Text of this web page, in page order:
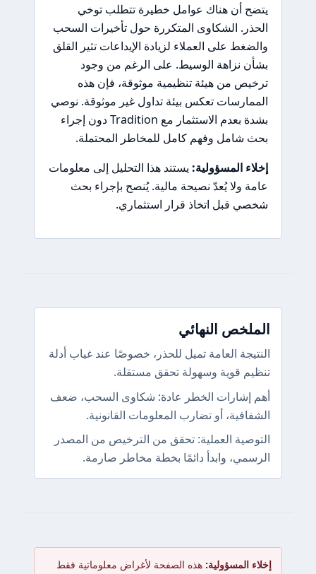
يتضح أن هناك عوامل خطيرة تتطلب توخي
الحذر. الشكاوى المتكررة حول تأخيرات السحب
والضغط على العملاء لزيادة الإيداعات تثير القلق
بشأن نزاهة الوسيط. على الرغم من وجود
ترخيص من هيئة تنظيمية موثوقة، فإن هذه
الممارسات تعكس بيئة تداول غير موثوقة. نوصي
بشدة بعدم الاستثمار مع Tradition دون إجراء
بحث شامل وفهم كامل للمخاطر المحتملة.
إخلاء المسؤولية: يستند هذا التحليل إلى معلومات
عامة ولا يُعدّ نصيحة مالية. يُنصح بإجراء بحث
شخصي قبل اتخاذ قرار استثماري.
الملخص النهائي
النتيجة العامة تميل للحذر، خصوصًا عند غياب أدلة
تنظيم قوية وسهولة تحقق مستقلة.
أهم إشارات الخطر عادة: شكاوى السحب، ضعف
الشفافية، أو تضارب المعلومات القانونية.
التوصية العملية: تحقق من الترخيص من المصدر
الرسمي، وابدأ دائمًا بخطة مخاطر صارمة.
إخلاء المسؤولية: هذه الصفحة لأغراض معلوماتية فقط